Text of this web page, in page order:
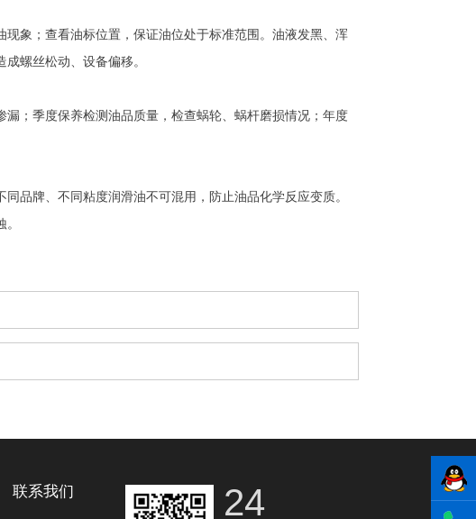
象；查看油标位置，保证油位处于标准范围。油液发黑、浑
螺丝松动、设备偏移。
；季度保养检测油品质量，检查蜗轮、蜗杆磨损情况；年度
品牌、不同粘度润滑油不可混用，防止油品化学反应变质。
联系我们 24